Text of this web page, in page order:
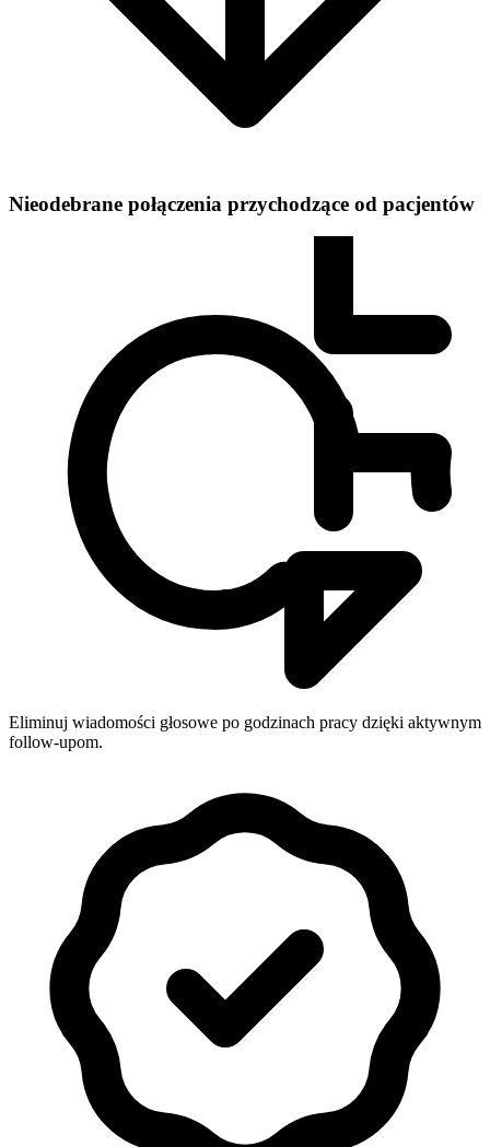
Nieodebrane połączenia przychodzące od pacjentów
Eliminuj wiadomości głosowe po godzinach pracy dzięki aktywnym
follow-upom.